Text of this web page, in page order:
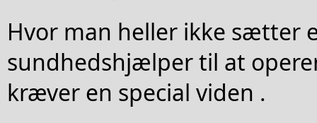
Hvor man heller ikke sætter
sundhedshjælper til at
kræver en special viden .